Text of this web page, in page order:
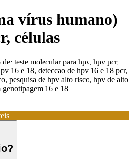
vírus humano)
células
de: teste molecular para hpv, hpv pcr,
16 e 18, deteccao de hpv 16 e 18 pcr,
pesquisa de hpv alto risco, hpv de alto
16 e 18